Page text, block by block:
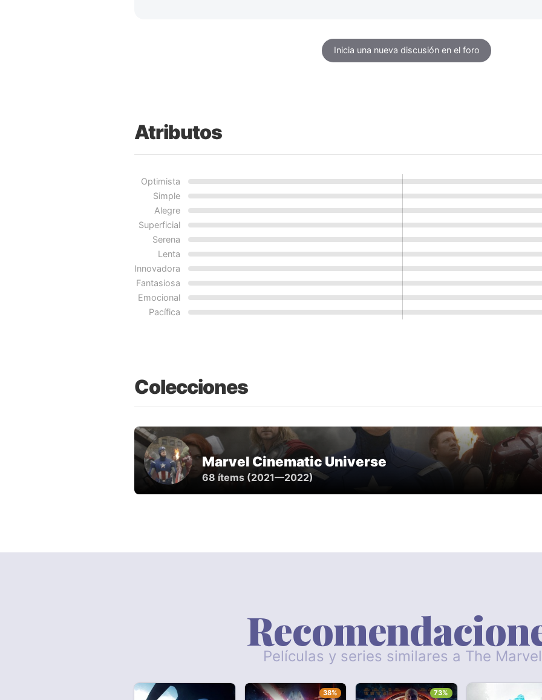
Inicia una nueva discusión en el foro
Atributos
Optimista
Simple
Alegre
Superficial
Serena
Lenta
Innovadora
Fantasiosa
Emocional
Pacífica
Colecciones
Marvel Cinematic Universe
68 ítems (2021—2022)
Películas y series similares a The
38% 73%